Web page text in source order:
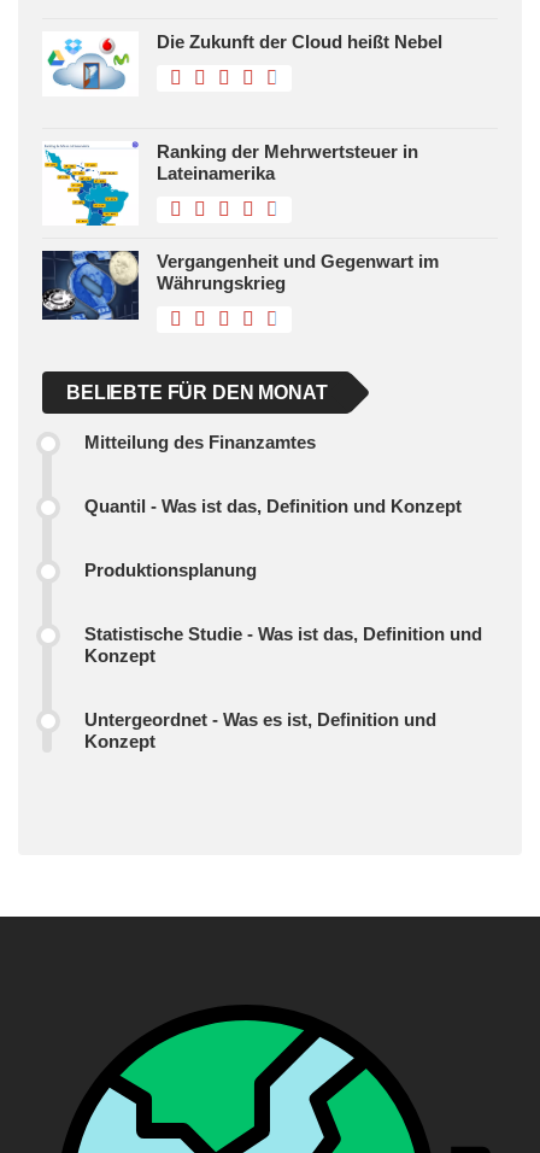
Die Zukunft der Cloud heißt Nebel
Ranking der Mehrwertsteuer in
Lateinamerika
Vergangenheit und Gegenwart im
Währungskrieg
BELIEBTE FÜR DEN MONAT
Mitteilung des Finanzamtes
Quantil - Was ist das, Definition und Konzept
Produktionsplanung
Statistische Studie - Was ist das, Definition und
Konzept
Untergeordnet - Was es ist, Definition und
Konzept